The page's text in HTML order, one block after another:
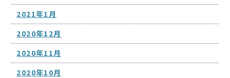
2021年1月
2020年12月
2020年11月
2020年10月